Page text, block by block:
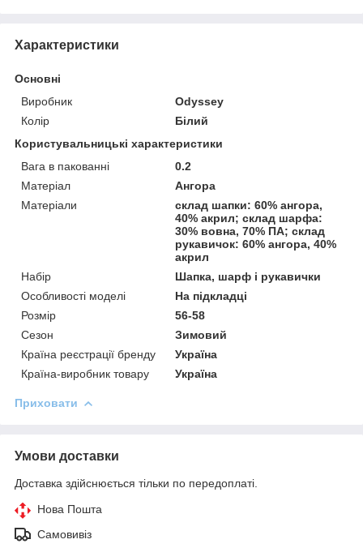
Характеристики
Основні
Виробник
Odyssey
Колір
Білий
Користувальницькі характеристики
Вага в пакованні
0.2
Матеріал
Ангора
Матеріали
склад шапки: 60% ангора,
40% акрил; склад шарфа:
30% вовна, 70% ПА; склад
рукавичок: 60% ангора, 40%
акрил
Набір
Шапка, шарф і рукавички
Особливості моделі
На підкладці
Розмір
56-58
Сезон
Зимовий
Країна реєстрації бренду
Україна
Країна-виробник товару
Україна
Приховати
Умови доставки
Доставка здійснюється тільки по передоплаті.
Нова Пошта
Самовивіз